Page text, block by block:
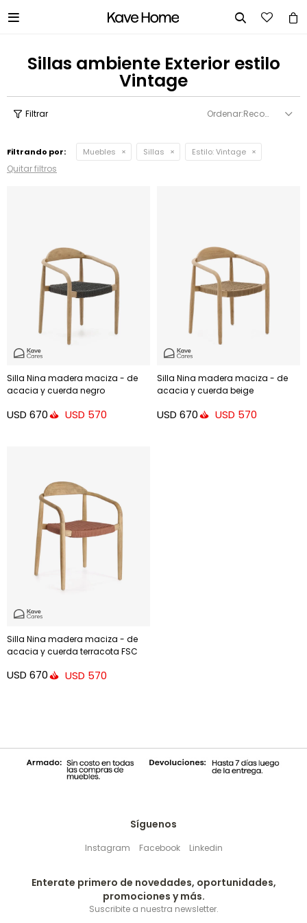
 
Sillas ambiente Exterior estilo
Vintage
Recomendados
Filtrando por: Muebles Sillas Estilo:Vintage
Quitar filtros
Silla Nina madera maciza - de
acacia y cuerda negro
USD 670 USD 570
Silla Nina madera maciza - de
acacia y cuerda beige
USD 670 USD 570
Silla Nina madera maciza - de
acacia y cuerda terracota FSC
USD 670 USD 570
Síguenos
Instagram Facebook Linkedin
Enterate primero de novedades, oportunidades,
promociones y más.
Suscribite a nuestra newsletter.